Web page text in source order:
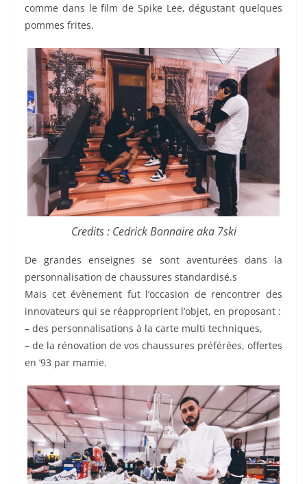
comme dans le film de Spike Lee, dégustant quelques
pommes frites.
Credits : Cedrick Bonnaire aka 7ski
De grandes enseignes se sont aventurées dans la
personnalisation de chaussures standardisé.s
Mais cet évènement fut l’occasion de rencontrer des
innovateurs qui se réapproprient l’objet, en proposant :
– des personnalisations à la carte multi techniques,
– de la rénovation de vos chaussures préférées, offertes
en ’93 par mamie.